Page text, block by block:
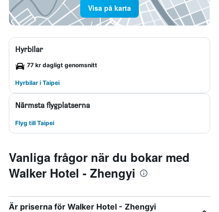
Visa på karta
Hyrbilar
77 kr dagligt genomsnitt
Hyrbilar i Taipei
Närmsta flygplatserna
Flyg till Taipei
Vanliga frågor när du bokar med
Walker Hotel - Zhengyi
Är priserna för Walker Hotel - Zhengyi